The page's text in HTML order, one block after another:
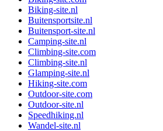
Biking-site.nl
Buitensportsite.nl
Buitensport-site.nl
Camping-site.nl
Climbing-site.com
Climbing-site.nl
Glamping-site.nl
Hiking-site.com
Outdoor-site.com
Outdoor-site.nl
Speedhiking.nl
Wandel-site.nl